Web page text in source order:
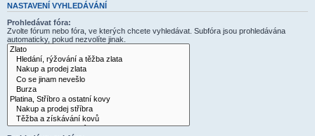
NASTAVENÍ VYHLEDÁVÁNÍ
Prohledávat fóra:
Zvolte fórum nebo fóra, ve kterých chcete vyhledávat. Subfóra jsou prohledávána
automaticky, pokud nezvolíte jinak.